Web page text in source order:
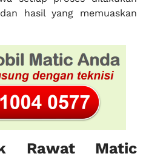
hasil yang memuaskan
Rawat Matic